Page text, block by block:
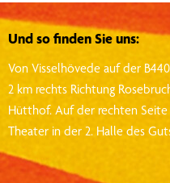
Und so finden Sie uns:
Von Visselhövede auf der
2 km rechts Richtung
Hütthof. Auf der rechten
Theater in der 2. Halle des